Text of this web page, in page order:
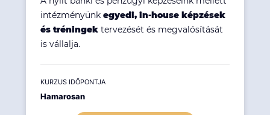
intézményünk egyedi, in-house képzések
és tréningek tervezését és megvalósítását
is vállalja.
KURZUS IDŐPONTJA
Hamarosan